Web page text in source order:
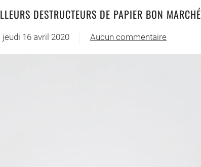
DESTRUCTEURS DE PAPIER BON MARCHÉ
jeudi 16 avril 2020 Aucun commentaire
sur
Les